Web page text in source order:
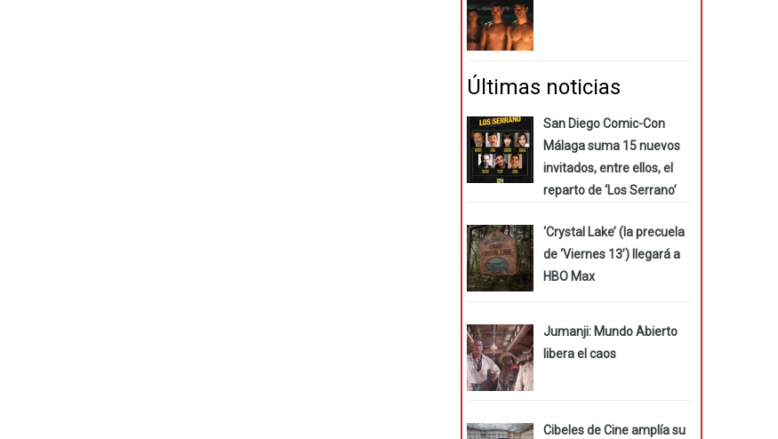
Últimas noticias
San Diego Comic-Con
Málaga suma 15 nuevos
invitados, entre ellos, el
reparto de ‘Los Serrano’
‘Crystal Lake’ (la precuela
de ‘Viernes 13’) llegará a
HBO Max
Jumanji: Mundo Abierto
libera el caos
Cibeles de Cine amplía su